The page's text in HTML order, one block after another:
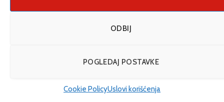
ODBIJ
POGLEDAJ POSTAVKE
Cookie PolicyUslovi korišćenja
Jedan od problema sa kojima se suočavaju u programu
jeste što se u određenim slučajevima osobe teško
cimeri. U takvim slučajevima su fleksibilni pa osobe
mogu da promjene smještaj ili da čak žive same.